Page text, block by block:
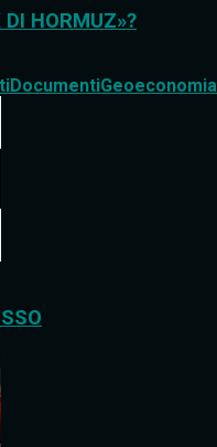
HORMUZ»?
DocumentiGeoeconomia